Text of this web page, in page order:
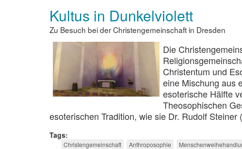
Kultus in Dunkelviolett
Zu Besuch bei der Christengemeinschaft in Dresden
Die
Christentum und
eine Mischung aus
esoterische Hälfte
Theosophischen
esoterischen Tradition, wie sie Dr. Rudolf
Tags
Christengemeinschaft Anthroposophie